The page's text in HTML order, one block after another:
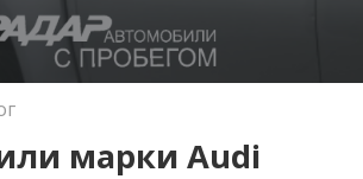
марки Audi